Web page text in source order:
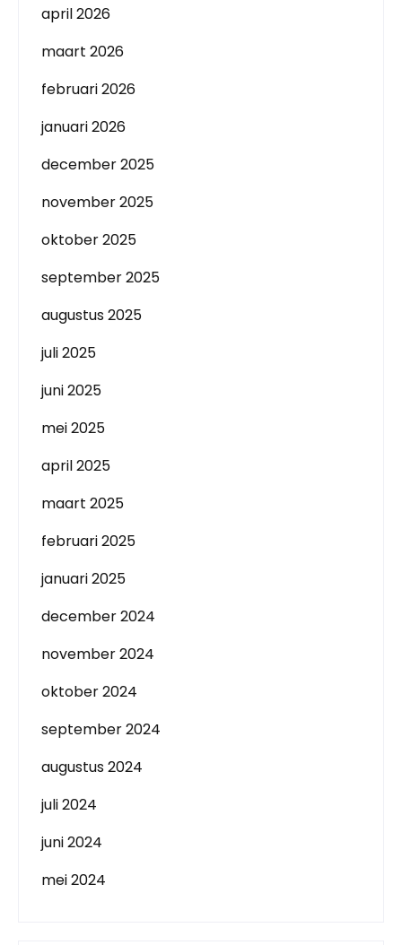
april 2026
maart 2026
februari 2026
januari 2026
december 2025
november 2025
oktober 2025
september 2025
augustus 2025
juli 2025
juni 2025
mei 2025
april 2025
maart 2025
februari 2025
januari 2025
december 2024
november 2024
oktober 2024
september 2024
augustus 2024
juli 2024
juni 2024
mei 2024